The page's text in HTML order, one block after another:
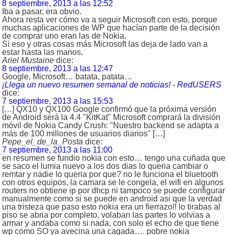
8 septiembre, 2013 a las 12:52
Iba a pasar, era obvio.
Ahora resta ver cómo va a seguir Microsoft con esto, porque
muchas aplicaciones de WP que hacían parte de la decisión
de comprar uno eran las de Nokia.
Si eso y otras cosas más Microsoft las deja de lado van a
estar hasta las manos.
Ariel Mustaine dice:
8 septiembre, 2013 a las 12:47
Google, Microsoft… batata, patata…
¡Llega un nuevo resumen semanal de noticias! - RedUSERS
dice:
7 septiembre, 2013 a las 15:53
[…] QX10 y QX100 Google confirmó que la próxima versión
de Android será la 4.4 "KitKat" Microsoft comprará la división
móvil de Nokia Candy Crush: "Nuestro backend se adapta a
más de 100 millones de usuarios diarios" […]
Pepe_el_de_la_Posta dice:
7 septiembre, 2013 a las 11:00
en resumen se fundio nokia con esto… tengo una cuñada que
se saco el lumia nuevo a los dos dias lo queria cambiar o
remtar y nadie lo queria por que? no le funciona el bluetooth
con otros equipos, la camara se le congela, el wifi en algunos
routers no obtiene ip por dhcp ni tampoco se puede configurar
manualmente como si se puede en android asi que la verdad
una tristeza que paso esto nokia era un fierrazo!! lo tirabas al
piso se abria por completo, volaban las partes lo volvias a
armar y andaba como si nada, con solo el echo de que tiene
wp como SO ya avecina una cagada…. pobre nokia